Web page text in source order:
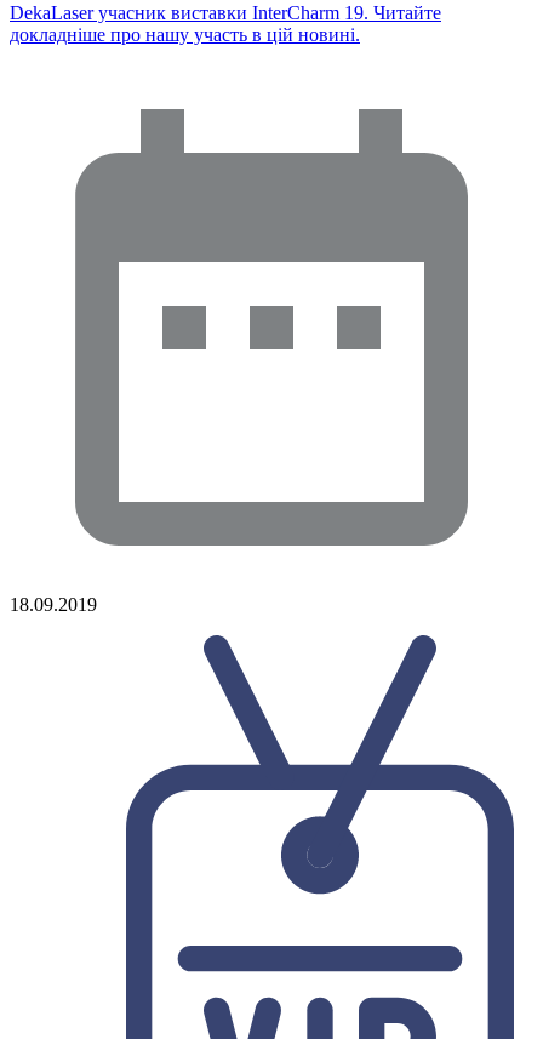
DekaLaser учасник виставки InterCharm 19. Читайте
докладніше про нашу участь в цій новині.
18.09.2019